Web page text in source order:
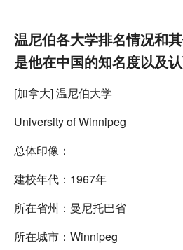
温尼伯各大学排名情况和
是他在中国的知名度以及
[加拿大] 温尼伯大学
University of Winnipeg
总体印像：
建校年代：1967年
所在省州：曼尼托巴省
所在城市：Winnipeg